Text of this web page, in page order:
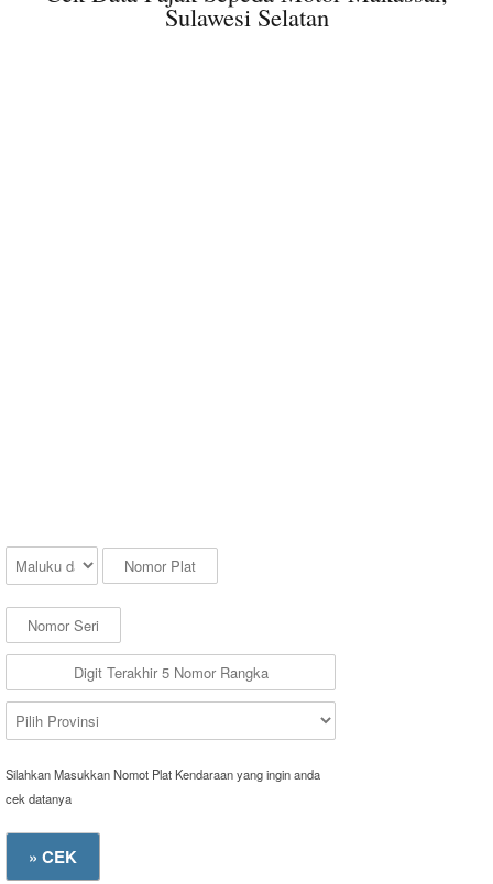
Sulawesi Selatan
Silahkan Masukkan Nomot Plat Kendaraan yang ingin anda
cek datanya